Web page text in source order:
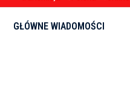
GŁÓWNE WIADOMOŚCI